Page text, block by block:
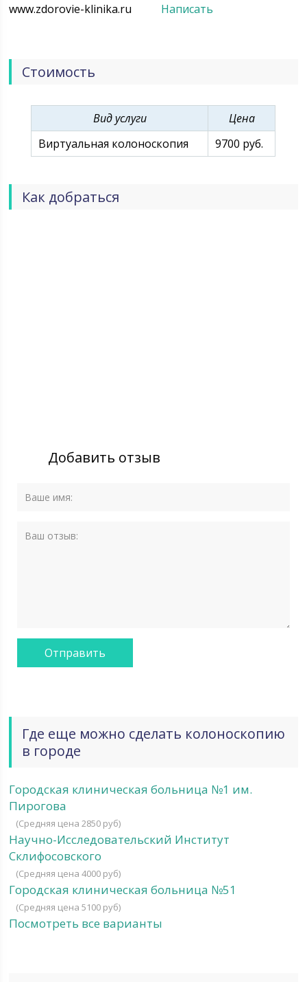
www.zdorovie-klinika.ru Написать
Стоимость
Вид услуги
Цена
Виртуальная колоноскопия
9700 руб.
Как добраться
Добавить отзыв
Где еще можно сделать колоноскопию
в городе
Городская клиническая больница №1 им.
Пирогова
(Средняя цена 2850 руб)
Научно-Исследовательский Институт
Склифосовского
(Средняя цена 4000 руб)
Городская клиническая больница №51
(Средняя цена 5100 руб)
Посмотреть все варианты